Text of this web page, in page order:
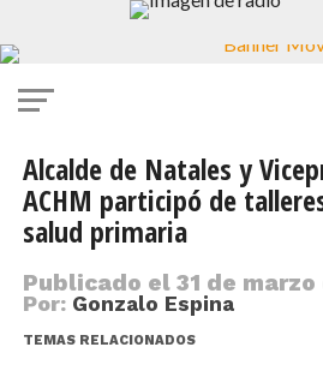
Alcalde de Natales y
ACHM participó de
salud primaria
Publicado el 31 de
Por: Gonzalo Espina
TEMAS RELACIONADOS